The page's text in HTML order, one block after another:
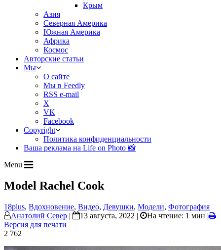
Крым
Азия
Северная Америка
Южная Америка
Африка
Космос
Авторские статьи
Мы
О сайте
Мы в Feedly
RSS e-mail
X
VK
Facebook
Copyright
Политика конфиденциальности
Ваша реклама на Life on Photo 📸
Menu
Model Rachel Cook
18plus, Вдохновение, Видео, Девушки, Модели, Фотография
Анатолий Север | 13 августа, 2022 | На чтение: 1 мин |
Версия для печати
2 762